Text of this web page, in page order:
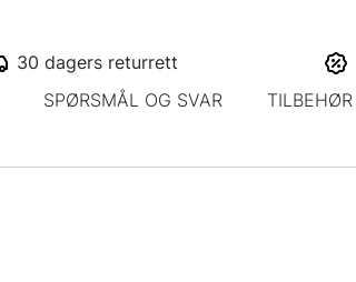
30 dagers returrett
SPØRSMÅL OG SVAR TILBEHØR